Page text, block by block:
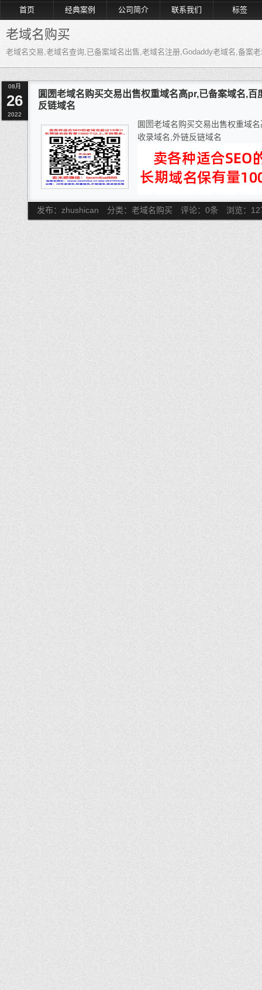
首页 经典案例 公司简介 联系我们 标签
老域名购买
老域名交易,老域名查询,已备案域名出售,老域名注册,Godaddy老域名,备案
08月
26
2022
圎圐老域名购买交易出售权重域名高pr,已备案域名,
反链域名
圎圐老域名购买交易出售权重域
收录域名,外链反链域名
发布：zhushican 分类：老域名购买 评论：0条 浏览：